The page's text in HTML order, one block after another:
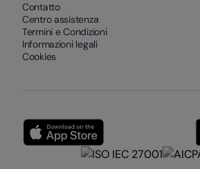
Contatto
Centro assistenza
Termini e Condizioni
Informazioni legali
Cookies